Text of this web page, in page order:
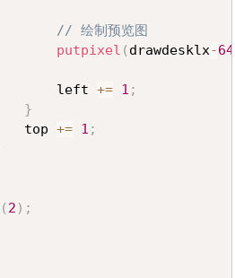
// 绘制预览图
putpixel ( drawdesklx-64
					left
+= 1 ;
}
				top
+= 1 ;
( 2 ) ;